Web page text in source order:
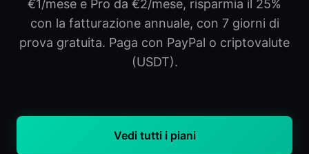
€1/mese e Pro da €2/mese, risparmia il 25%
con la fatturazione annuale, con 7 giorni di
prova gratuita. Paga con PayPal o criptovalute
(USDT).
Vedi tutti i piani